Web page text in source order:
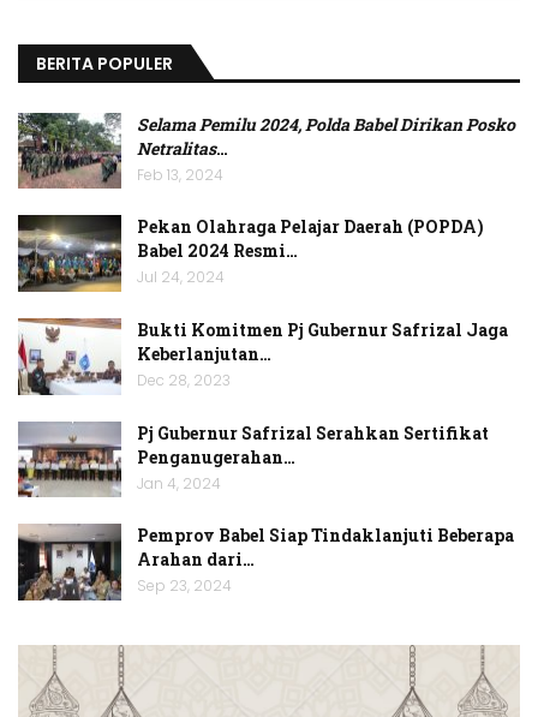
BERITA POPULER
Selama Pemilu 2024, Polda Babel Dirikan Posko
Netralitas…
Feb 13, 2024
Pekan Olahraga Pelajar Daerah (POPDA)
Babel 2024 Resmi…
Jul 24, 2024
Bukti Komitmen Pj Gubernur Safrizal Jaga
Keberlanjutan…
Dec 28, 2023
Pj Gubernur Safrizal Serahkan Sertifikat
Penganugerahan…
Jan 4, 2024
Pemprov Babel Siap Tindaklanjuti Beberapa
Arahan dari…
Sep 23, 2024